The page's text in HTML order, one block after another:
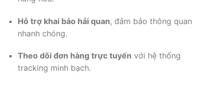
Hỗ trợ khai báo hải quan, đảm bảo thông quan
nhanh chóng.
Theo dõi đơn hàng trực tuyến với hệ thống
tracking minh bạch.